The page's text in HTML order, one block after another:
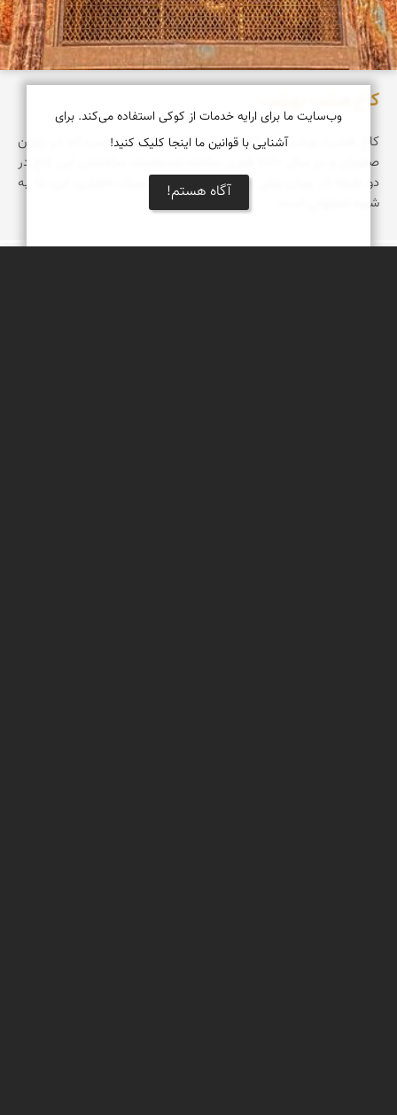
کاخ هشت بهشت
کاخ هشت‌ بهشت یک کاخ تاریخی در شهر اصفهان است که در دوران
صفویان و در سال ۱۰۸۰ قمری ساخته شده‌است. ساختمان این کاخ در
دو طبقه در میان باغی بزرگ بنا شده‌است. سبک معماری این بنا به
شیوه اصفهانی است.
وب‌سایت ما برای ارایه خدمات از کوکی استفاده می‌کند. برای
آشنایی با قوانین ما اینجا کلیک کنید!
آگاه هستم!